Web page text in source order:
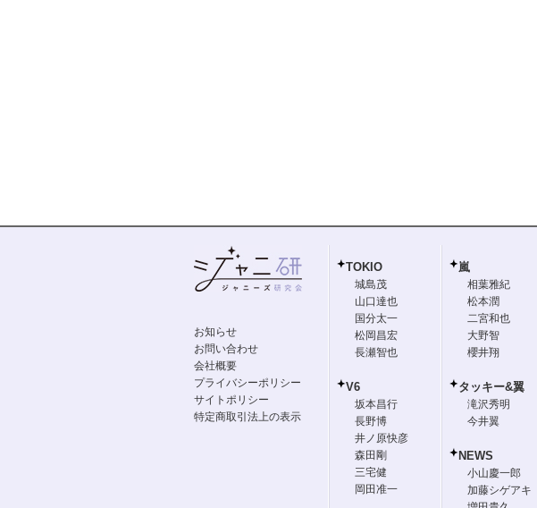
お知らせ
お問い合わせ
会社概要
プライバシーポリシー
サイトポリシー
特定商取引法上の表示
TOKIO
城島茂
山口達也
国分太一
松岡昌宏
長瀬智也
V6
坂本昌行
長野博
井ノ原快彦
森田剛
三宅健
岡田准一
嵐
相葉雅紀
松本潤
二宮和也
大野智
櫻井翔
タッキー&翼
滝沢秀明
今井翼
NEWS
小山慶一郎
加藤シゲアキ